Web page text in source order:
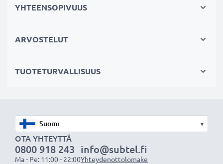
Väri: Musta
verkkokauppa, joka tarjoaa laadukkaita tuotteita, ja
siksi tarjoamme 36 kuukauden takuun!
YHTEENSOPIVUUS
ARVOSTELUT
TUOTETURVALLISUUS
▾
OTA YHTEYTTÄ
0800 918 243
Ma - Pe: 11:00 - 22:00
info@subtel.fi
Yhteydenottolomake